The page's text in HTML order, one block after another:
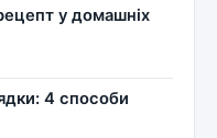
у домашніх
4 способи